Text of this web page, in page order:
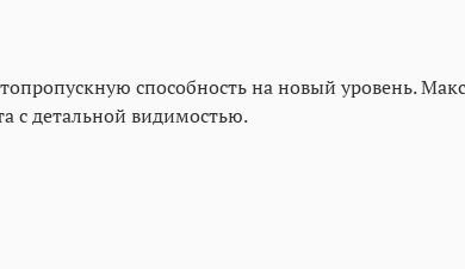
способность на новый уровень.
с детальной видимостью.